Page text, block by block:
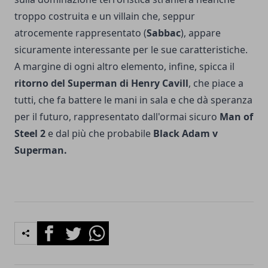
troppo costruita e un villain che, seppur
atrocemente rappresentato (Sabbac), appare
sicuramente interessante per le sue caratteristiche.
A margine di ogni altro elemento, infine, spicca il
ritorno del Superman di Henry Cavill, che piace a
tutti, che fa battere le mani in sala e che dà speranza
per il futuro, rappresentato dall'ormai sicuro Man of
Steel 2 e dal più che probabile Black Adam v
Superman.
FacebookTwitterWhatsapp